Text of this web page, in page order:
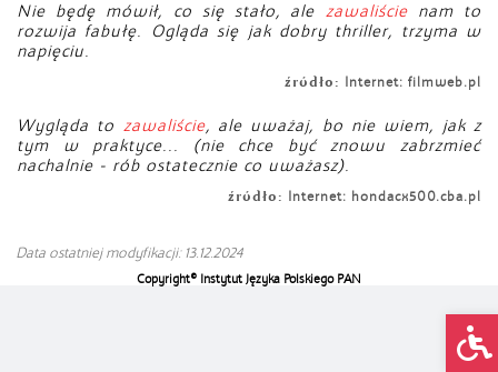
Nie będę mówił, co się stało, ale zawaliścienam to
rozwija fabułę. Ogląda się jak dobry thriller, trzyma w
napięciu.
źródło: Internet: filmweb.pl
Wygląda to zawaliście, ale uważaj, bo nie wiem, jak z
tym w praktyce... (nie chce być znowu zabrzmieć
nachalnie - rób ostatecznie co uważasz).
źródło: Internet: hondacx500.cba.pl
Data ostatniej modyfikacji: 13.12.2024
Copyright© Instytut Języka Polskiego PAN